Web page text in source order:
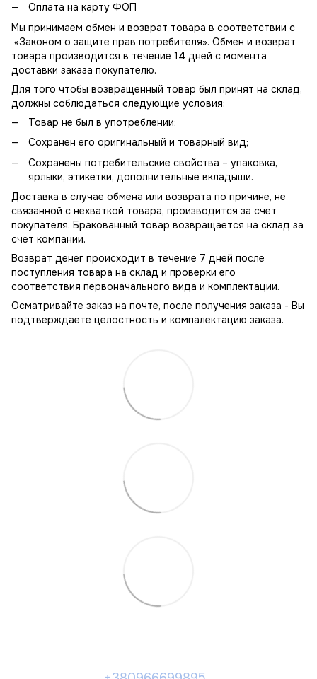
Оплата на карту ФОП
Мы принимаем обмен и возврат товара в соответствии с
«Законом о защите прав потребителя». Обмен и возврат
товара производится в течение 14 дней с момента
доставки заказа покупателю.
Для того чтобы возвращенный товар был принят на склад,
должны соблюдаться следующие условия:
Товар не был в употреблении;
Сохранен его оригинальный и товарный вид;
Сохранены потребительские свойства – упаковка,
ярлыки, этикетки, дополнительные вкладыши.
Доставка в случае обмена или возврата по причине, не
связанной с нехваткой товара, производится за счет
покупателя. Бракованный товар возвращается на склад за
счет компании.
Возврат денег происходит в течение 7 дней после
поступления товара на склад и проверки его
соответствия первоначального вида и комплектации.
Осматривайте заказ на почте, после получения заказа - Вы
подтверждаете целостность и компалектацию заказа.